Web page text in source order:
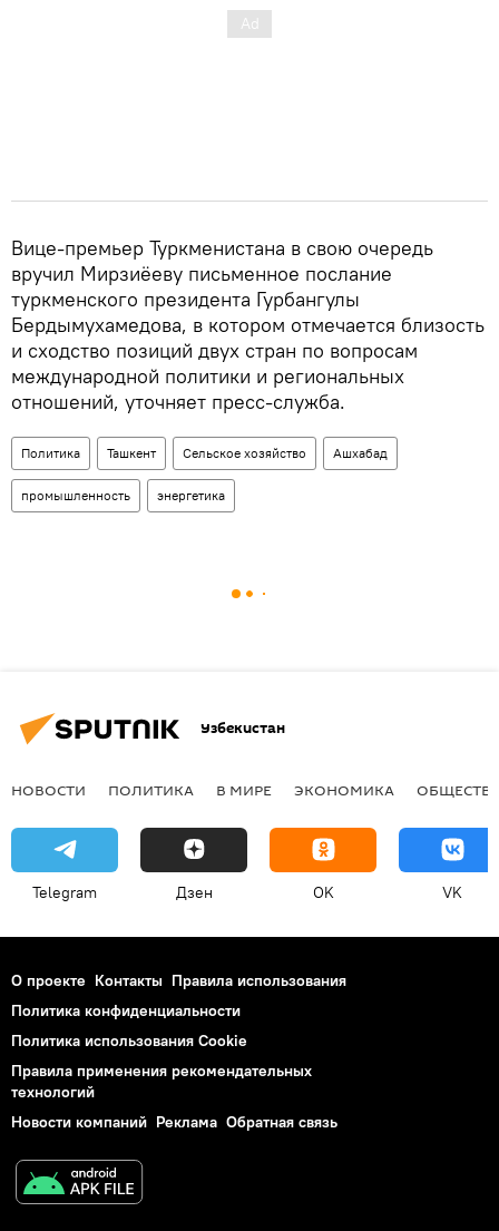
Вице-премьер Туркменистана в свою очередь
вручил Мирзиёеву письменное послание
туркменского президента Гурбангулы
Бердымухамедова, в котором отмечается близость
и сходство позиций двух стран по вопросам
международной политики и региональных
отношений, уточняет пресс-служба.
Политика Ташкент Сельское хозяйство Ашхабад
промышленность энергетика
Узбекистан
НОВОСТИ ПОЛИТИКА В МИРЕ ЭКОНОМИКА
Telegram Дзен OK VK
О проекте Контакты Правила использования
Политика конфиденциальности
Политика использования Cookie
Правила применения рекомендательных
технологий
Новости компаний Реклама Обратная связь